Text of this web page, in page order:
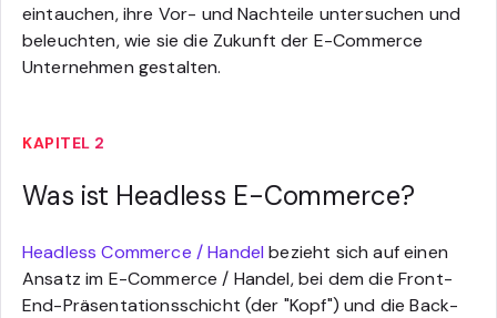
eintauchen, ihre Vor- und Nachteile untersuchen und
beleuchten, wie sie die Zukunft der E-Commerce
Unternehmen gestalten.
KAPITEL 2
Was ist Headless E-Commerce?
Headless Commerce / Handel bezieht sich auf einen
Ansatz im E-Commerce / Handel, bei dem die Front-
End-Präsentationsschicht (der "Kopf") und die Back-